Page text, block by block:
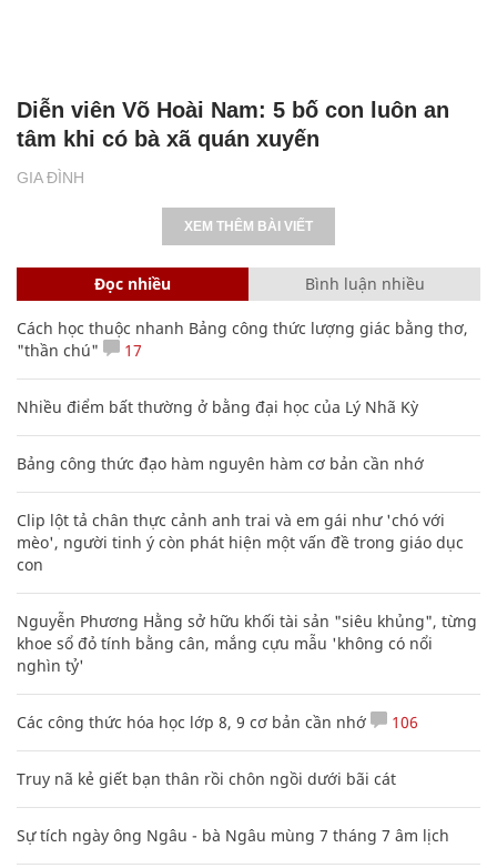
GIA ĐÌNH
Diễn viên Võ Hoài Nam: 5 bố con luôn an
tâm khi có bà xã quán xuyến
XEM THÊM BÀI VIẾT
Đọc nhiều Bình luận nhiều
Cách học thuộc nhanh Bảng công thức lượng giác bằng thơ,
"thần chú"
17
Nhiều điểm bất thường ở bằng đại học của Lý Nhã Kỳ
Bảng công thức đạo hàm nguyên hàm cơ bản cần nhớ
Clip lột tả chân thực cảnh anh trai và em gái như 'chó với
mèo', người tinh ý còn phát hiện một vấn đề trong giáo dục
con
Nguyễn Phương Hằng sở hữu khối tài sản "siêu khủng", từng
khoe sổ đỏ tính bằng cân, mắng cựu mẫu 'không có nổi
nghìn tỷ'
Các công thức hóa học lớp 8, 9 cơ bản cần nhớ 106
Truy nã kẻ giết bạn thân rồi chôn ngồi dưới bãi cát
Sự tích ngày ông Ngâu - bà Ngâu mùng 7 tháng 7 âm lịch